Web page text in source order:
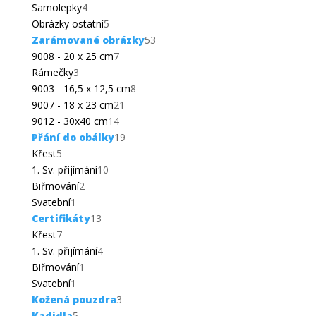
produktů
Samolepky44
produkty
Obrázky ostatní55
produktů
Zarámované obrázky5353
9008 - 20 x 25 cm77
Rámečky33
produkty
9003 - 16,5 x 12,5 cm88
9007 - 18 x 23 cm21
9012 - 30x40 cm1414
produktů
Přání do obálky1919
Křest55
produktů
1. Sv. přijímání1010
Biřmování22
Svatební1
produkt
Certifikáty1313
Křest77
produktů
1. Sv. přijímání44
Biřmování1
Svatební1
produkt
Kožená pouzdra33